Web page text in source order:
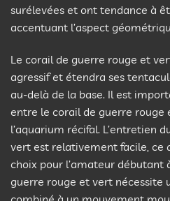
surélevées et ont tendance à
accentuant l’aspect
Le corail de guerre rouge et
agressif et étendra ses
au-delà de la base. Il est
entre le corail de guerre rouge
l’aquarium récifal. L’entretien
vert est relativement facile, ce
choix pour l’amateur débutant
guerre rouge et vert nécessite